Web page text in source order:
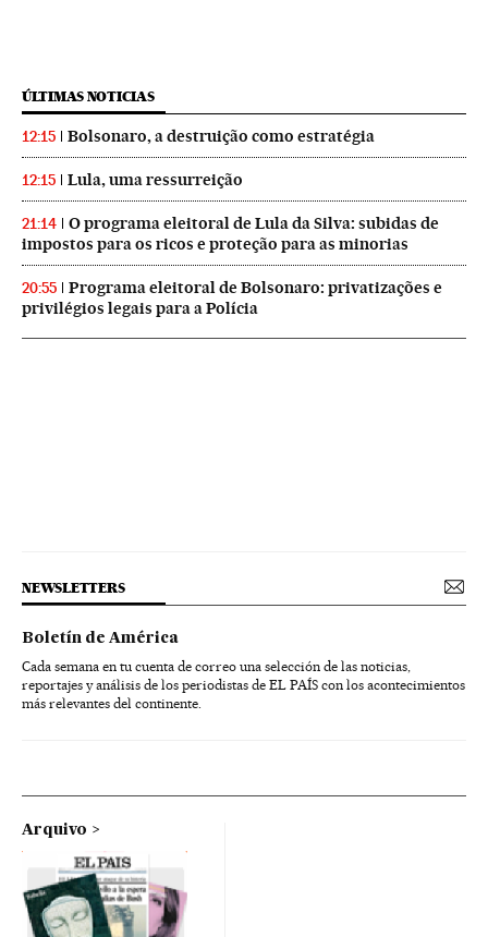
ÚLTIMAS NOTICIAS
12:15 Bolsonaro, a destruição como estratégia
12:15 Lula, uma ressurreição
21:14
O programa eleitoral de Lula da Silva: subidas de
impostos para os ricos e proteção para as minorias
20:55
Programa eleitoral de Bolsonaro: privatizações e
privilégios legais para a Polícia
NEWSLETTERS
Boletín de América
Cada semana en tu cuenta de correo una selección de las noticias,
reportajes y análisis de los periodistas de EL PAÍS con los acontecimientos
más relevantes del continente.
Arquivo